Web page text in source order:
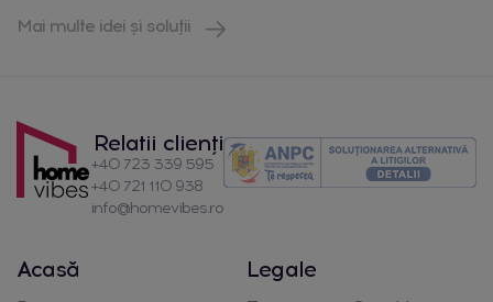
Mai multe idei și soluții
Relatii clienți
+40 723 339 595
+40 721 110 938
info@homevibes.ro
Acasă Legale